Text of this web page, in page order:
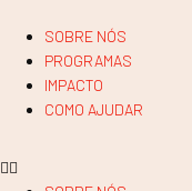
SOBRE NÓS
PROGRAMAS
IMPACTO
COMO AJUDAR